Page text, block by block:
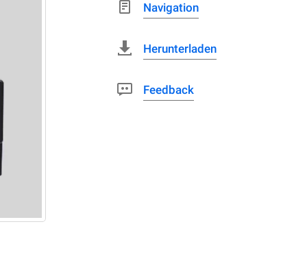
Navigation
Herunterladen
Feedback